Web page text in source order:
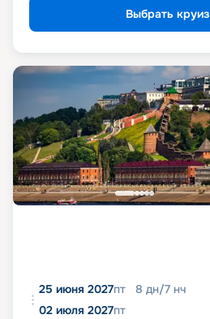
Выбрать круиз
25 июня 2027пт 8 дн/7 нч
02 июля 2027пт